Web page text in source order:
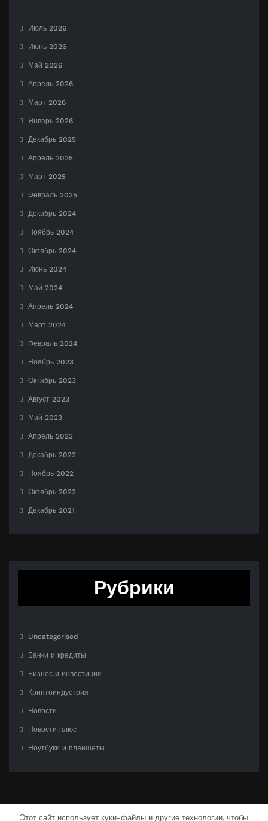
Июль 2026
Июнь 2026
Май 2026
Апрель 2026
Март 2026
Январь 2026
Декабрь 2025
Апрель 2025
Март 2025
Февраль 2025
Декабрь 2024
Ноябрь 2024
Октябрь 2024
Июнь 2024
Май 2024
Апрель 2024
Март 2024
Февраль 2024
Ноябрь 2023
Октябрь 2023
Август 2023
Май 2023
Апрель 2023
Декабрь 2022
Ноябрь 2022
Октябрь 2022
Декабрь 2021
Рубрики
Uncategorised
Банки и кредиты
Бизнес и инвестиции
Криптоиндустрия
Новости
Новости плюс
Ноутбуки и планшеты
Этот сайт использует куки-файлы и другие технологии, чтобы